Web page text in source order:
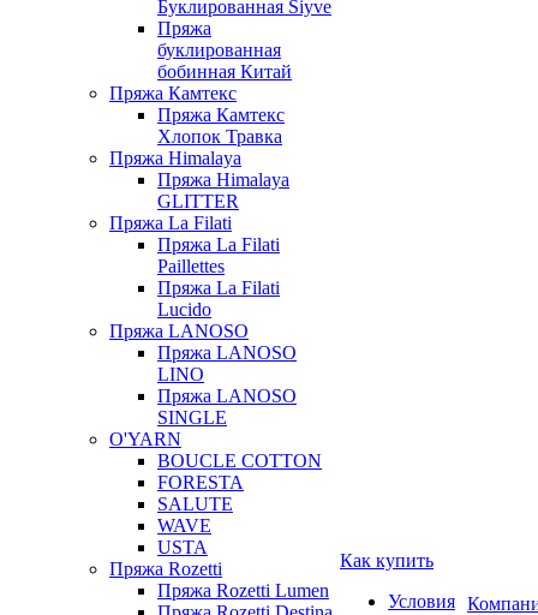
Буклированная Siyve
Пряжа
буклированная
бобинная Китай
Пряжа Камтекс
Пряжа Камтекс
Хлопок Травка
Пряжа Himalaya
Пряжа Himalaya
GLITTER
Пряжа La Filati
Пряжа La Filati
Paillettes
Пряжа La Filati
Lucido
Пряжа LANOSO
Пряжа LANOSO
LINO
Пряжа LANOSO
SINGLE
O'YARN
BOUCLE COTTON
FORESTA
SALUTE
WAVE
USTA
Пряжа Rozetti
Пряжа Rozetti Lumen
Как купить
Условия